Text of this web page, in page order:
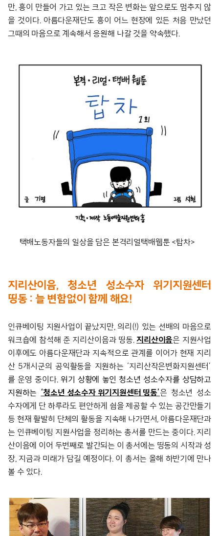
만, 흥이 만들어 가고 있는 크고 작은 변화는 앞으로도 멈추지 않
을 것이다. 아름다운재단도 흥이 어느 현장에 있든 처음 만났던
그때의 마음으로 계속해서 응원해 나갈 것을 약속했다.
택배노동자들의 일상을 담은 본격리얼택배웹툰 <탑차>
지리산이음, 청소년 성소수자 위기지원센터
띵동 : 늘 변함없이 함께 해요!
인큐베이팅 지원사업이 끝났지만, 의리(!) 있는 선배의 마음으로
워크숍에 참석해 준 지리산이음과 띵동.지리산이음은 지원사업
이후에도 아름다운재단과 지속적으로 관계를 이어가 현재 지리
산 5개시군의 공익활동을 지원하는 ‘지리산작은변화지원센터’
를 운영 중이다. 위기 상황에 놓인 청소년 성소수자를 상담하고
지원하는 ‘청소년 성소수자 위기지원센터 띵동’은 청소년 성소
수자에게 단 하루라도 편안하게 쉼을 제공할 수 있는 공간만들기
등 현재 활발히 단체의 활동을 지속해 나가면서, 아름다운재단과
는 인큐베이팅 지원사업을 정리하는 총서를 만드는 중이다. 지리
산이음에 이어 두번째로 발간되는 이 총서에는 띵동의 시작과 성
장, 지금과 미래가 담길 예정이다. 이 총서는 올해 하반기에 만나
볼 수 있다.